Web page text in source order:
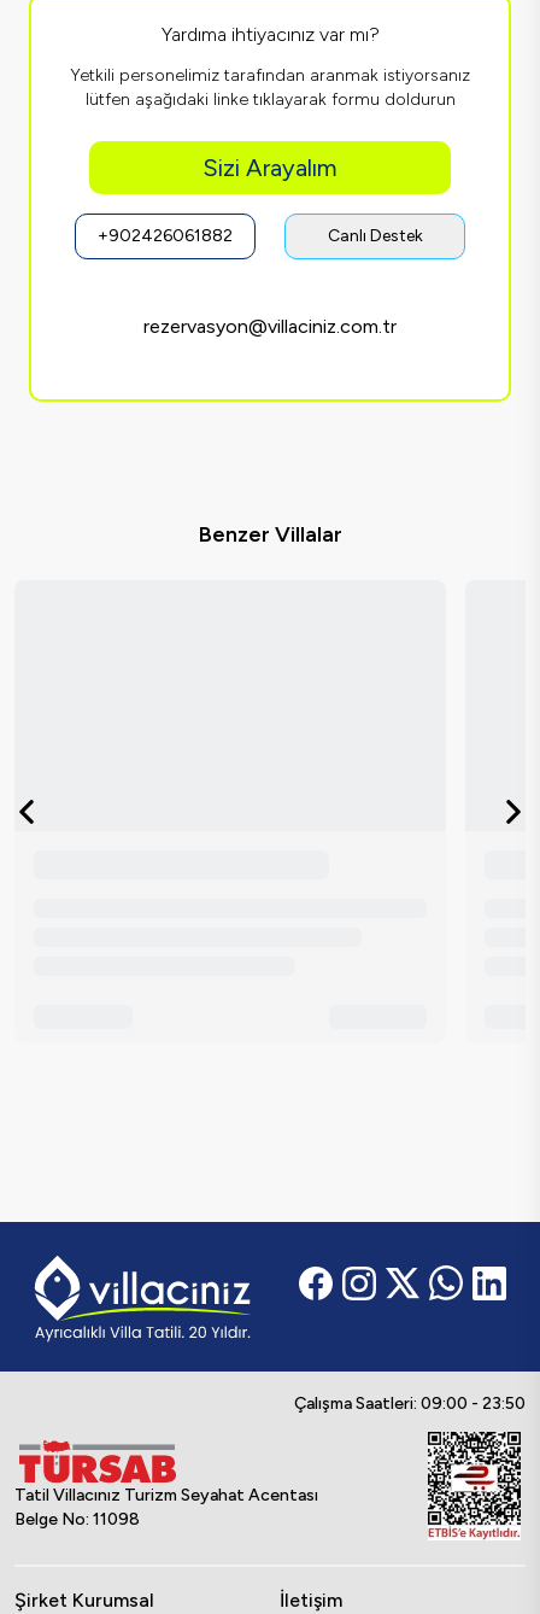
Yardıma ihtiyacınız var mı?
Yetkili personelimiz tarafından aranmak istiyorsanız
lütfen aşağıdaki linke tıklayarak formu doldurun
Sizi Arayalım
+902426061882 Canlı Destek
rezervasyon@villaciniz.com.tr
Benzer Villalar
Çalışma Saatleri: 09:00 - 23:50
Tatil Villacınız Turizm Seyahat Acentası
Belge No: 11098
Şirket Kurumsal İletişim